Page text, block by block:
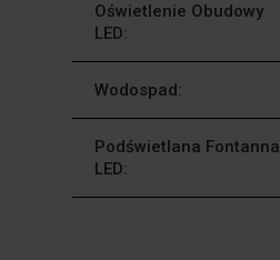
Oświetlenie Obudowy
LED:
Wodospad:
Podświetlana Fontanna
LED: